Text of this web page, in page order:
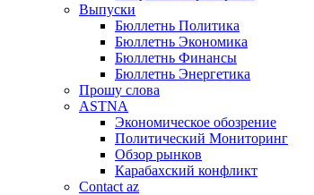
Выпуски
Бюллетнь Политика
Бюллетнь Экономика
Бюллетнь Финансы
Бюллетнь Энергетика
Прошу слова
ASTNA
Экономическое обозрение
Политический Мониторинг
Обзор рынков
Карабахский конфликт
Contact az